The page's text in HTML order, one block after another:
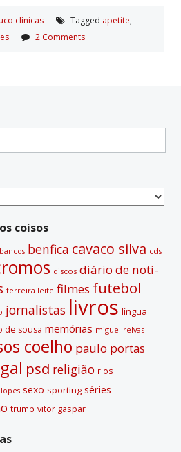
clí­nicas Tagged apetite,
2 Comments
coisos
bancos benfica cavaco silva cds
discos diário de notí­
ferreira leite filmes futebol
jornalistas livros lí­ngua
de sousa memórias miguel relvas
coelho paulo portas
psd religião rios
sexo sporting séries
trump vitor gaspar